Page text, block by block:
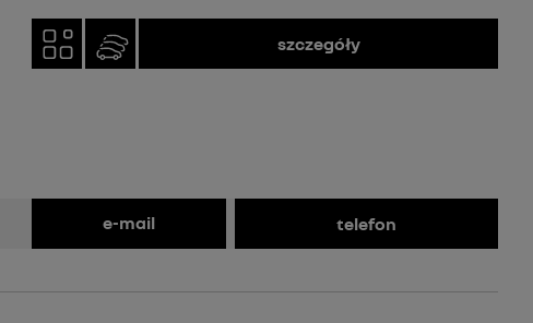
szczegóły
e-mail telefon